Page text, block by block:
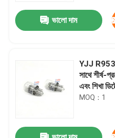
ভিআর শো
ভালো দাম
YJJ
সাথে শীর্ষ-
এবং শিখা
MOQ：1